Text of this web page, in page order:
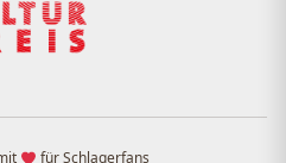
für Schlagerfans